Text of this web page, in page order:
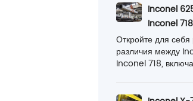
свойства, области
альтернативные
SAW.
Inconel
Inconel
реальная
Откройте для
различия между
Inconel 718,